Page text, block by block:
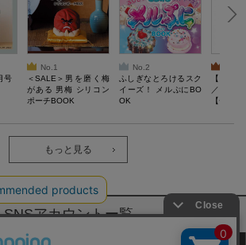
号
No.1
＜SALE＞男を磨く梅
がある 男梅 シリコン
ポーチBOOK
No.2
ふしぎなとろけるスク
イーズ！ メルぷにBO
OK
【
／Lサイ
【一般
ウェア
もっと見る
SNSアカウントー覧